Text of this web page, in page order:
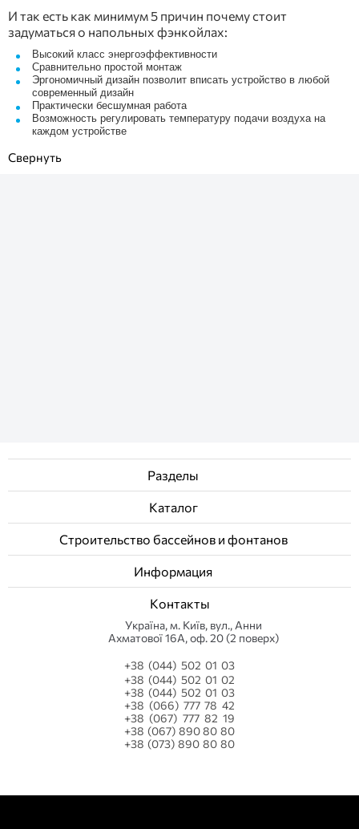
И так есть как минимум 5 причин почему стоит
задуматься о напольных фэнкойлах:
Высокий класс энергоэффективности
Сравнительно простой монтаж
Эргономичный дизайн позволит вписать устройство в любой
современный дизайн
Практически бесшумная работа
Возможность регулировать температуру подачи воздуха на
каждом устройстве
Разделы
Каталог
Строительство бассейнов и фонтанов
Информация
Контакты
Українa, м. Київ, вул., Анни
Ахматової 16А, оф. 20 (2 поверх)
+38 (044) 502 01 03
+38 (044) 502 01 02
+38 (044) 502 01 03
+38 (066) 777 78 42
+38 (067) 777 82 19
+38 (067) 890 80 80
+38 (073) 890 80 80